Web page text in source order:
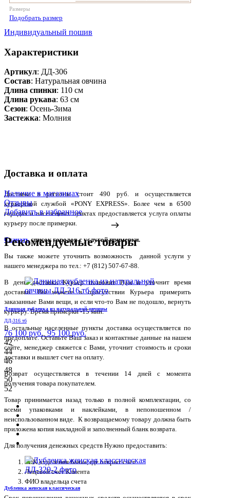
Размеры
Подобрать размер
Индивидуальный пошив
Характеристики
Артикул: ДД-306
Состав: Натуральная овчина
Длина спинки: 110 см
Длина рукава: 63 см
Сезон: Осень-Зима
Застежка: Молния
Доставка и оплата
Доставка в регионы стоит 490 руб. и осуществляется
курьерской службой «PONY EXPRESS». Более чем в 6500
городах и населенных пунктах предоставляется услуга оплаты
курьеру после примерки.
Скачатьсписок городов с услугой примерки.
Вы также можете уточнить возможность данной услуги у
нашего менеджера по тел.: +7 (812) 507-67-88.
В день доставки Курьер позвонит Вам и уточнит время
доставки. Вы можете в присутствии Курьера примерить
заказанные Вами вещи, и если что-то Вам не подошло, вернуть
курьеру. Время примерки -15 мин.
В остальные населенные пункты доставка осуществляется по
предоплате. Оставьте Ваш заказ и контактные данные на нашем
сайте, менеджер свяжется с Вами, уточнит стоимость и сроки
доставки и вышлет счет на оплату.
Возврат осуществляется в течении 14 дней с момента
получения товара покупателем.
Товар принимается назад только в полной комплектации, со
всеми упаковками и наклейками, в непоношенном /
неиспользованном виде. К возвращаемому товару должна быть
приложена копия накладной и заполненный бланк возврата.
Для получения денежных средств Нужно предоставить:
БИК отделения банка, где открыт счет
Лицевой счет Клиента
ФИО владельца счета
Наличие в магазинах
Отзывы
Добавить в избранное
Рекомендуемые товары
Длинная дубленка из натуральной овчины
ДД-316 тб
76 100 руб. 95 100 руб.
42
44
46
48
50
52
Дубленка женская классическая